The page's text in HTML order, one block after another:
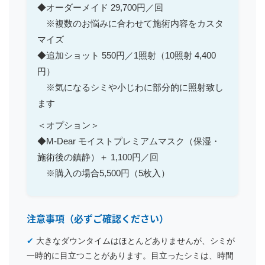
◆オーダーメイド 29,700円／回
※複数のお悩みに合わせて施術内容をカスタ
マイズ
◆追加ショット 550円／1照射（10照射 4,400
円）
※気になるシミや小じわに部分的に照射致し
ます
＜オプション＞
◆M-Dear モイストプレミアムマスク（保湿・
施術後の鎮静）＋ 1,100円／回
※購入の場合5,500円（5枚入）
注意事項（必ずご確認ください）
✔ 大きなダウンタイムはほとんどありませんが、シミが
一時的に目立つことがあります。目立ったシミは、時間